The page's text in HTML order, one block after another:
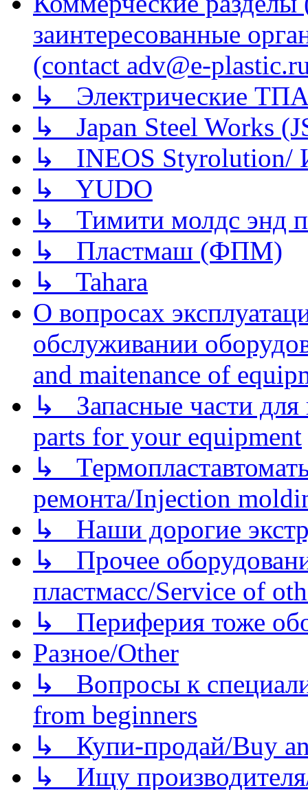
заинтересованные
(contact adv@e-
↳ Электрические
↳ Japan Steel Works
↳ INEOS
↳ YUDO
↳ Тимити молдс энд
↳ Пластмаш (ФПМ)
↳ Tahara
О вопросах
обслуживании
and maitenance of
↳ Запасные части для
parts for your equipment
↳
ремонта/Injection
↳ Наши дорогие
↳ Прочее
пластмасс/Service of
↳ Периферия тоже
Разное/Other
↳ Вопросы к
from beginners
↳ Купи-продай/Buy
↳ Ищу